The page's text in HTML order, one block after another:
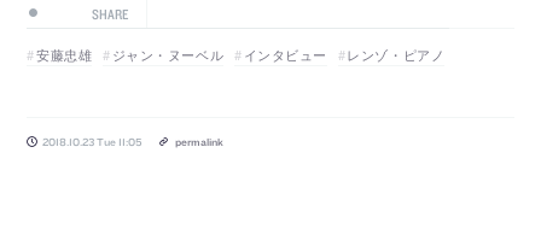
SHARE
安藤忠雄 ジャン・ヌーベル インタビュー レンゾ・ピアノ
2018.10.23 Tue 11:05 permalink